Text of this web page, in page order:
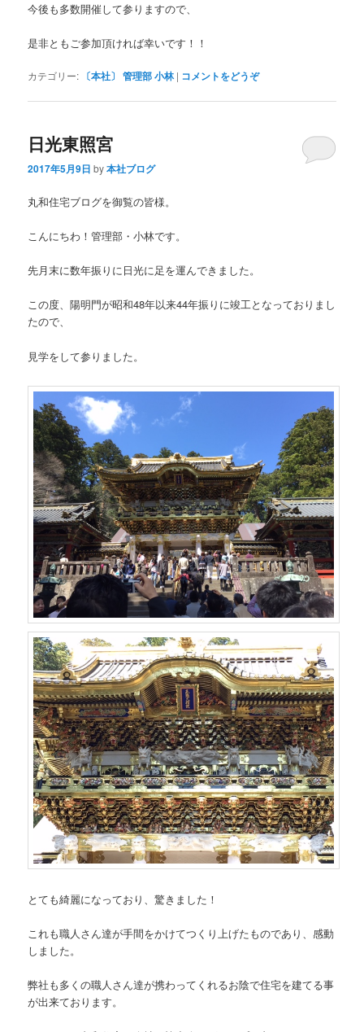
今後も多数開催して参りますので、
是非ともご参加頂ければ幸いです！！
カテゴリー: 〔本社〕 管理部 小林 | コメントをどうぞ
日光東照宮
2017年5月9日 by本社ブログ
丸和住宅ブログを御覧の皆様。
こんにちわ！管理部・小林です。
先月末に数年振りに日光に足を運んできました。
この度、陽明門が昭和48年以来44年振りに竣工となっておりまし
たので、
見学をして参りました。
とても綺麗になっており、驚きました！
これも職人さん達が手間をかけてつくり上げたものであり、感動
しました。
弊社も多くの職人さん達が携わってくれるお陰で住宅を建てる事
が出来ております。